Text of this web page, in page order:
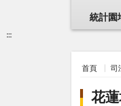
統計園
:::
首頁 司
花